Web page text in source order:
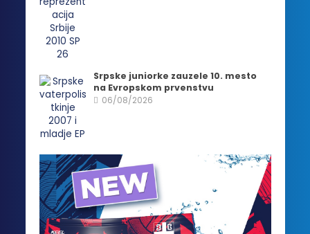
Srpske juniorke zauzele 10. mesto
na Evropskom prvenstvu
06/08/2026